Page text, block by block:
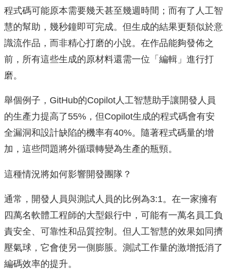
程式碼可能原本需要幾天甚至幾週時間；而有了人工智
慧的幫助，幾秒鐘即可完成。但生成的結果更類似於意
識流作品，而非精心打磨的小說。在作品能夠發佈之
前，所有這些生成的原材料還需一位「編輯」進行打
磨。
舉個例子，GitHub的Copilot人工智慧助手讓開發人員
的生產力提高了55%，但Copilot生成的程式碼會有安
全漏洞和設計缺陷的機率有40%。隨著程式碼量的增
加，這些問題將外循環轉變為生產的瓶頸。
這種情況將如何影響開發團隊？
通常，開發人員與測試人員的比例為3:1。在一家擁有
四萬名軟體工程師的大型銀行中，可能有一萬名員工負
責安全、可靠性和品質控制。但人工智慧的效果如同擠
壓氣球，它會使另一側膨脹。測試工作量的激增抵消了
編碼效率的提升。